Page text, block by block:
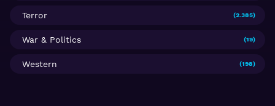
Terror (2.385)
War & Politics (19)
Western (198)